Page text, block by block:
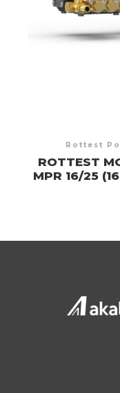
Rottest
ROTTEST
MPR 16/25